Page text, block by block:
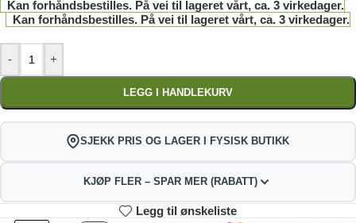
Kan forhåndsbestilles. På vei til lageret vårt, ca. 3 virkedager.
Kan forhåndsbestilles. På vei til lageret vårt, ca. 3 virkedager.
- +
LEGG I HANDLEKURV
SJEKK PRIS OG LAGER I FYSISK BUTIKK
KJØP FLER – SPAR MER (RABATT)
2 3-4
Legg til ønskeliste